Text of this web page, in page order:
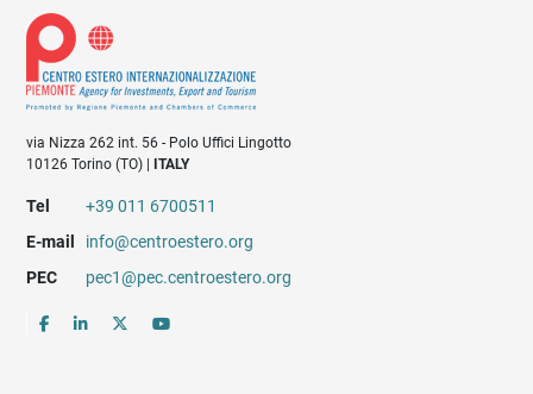
via Nizza 262 int. 56 - Polo Uffici Lingotto
10126 Torino (TO) |
ITALY
Tel
+39 011 6700511
E-mail
info@centroestero.org
PEC
pec1@pec.centroestero.org